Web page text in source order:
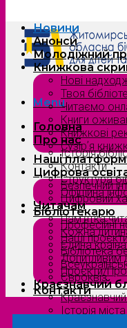
Menu
Головна
Про нас
Історія
Контакти
Структура
Офіційна
Читачам
Пам’ятка
Кожна
Єдина
Допитливим
Проєкти/
Краєзнавчий
Історія
Новини
Анонси
Молодіжний
Книжкова
Нові
Твоя
Читаємо
Книги
Книжкові
Сузірʼя
Наші
Цифрова
Безпечний
Цифровий
Бібліотекарю
Професійні
Наші
Бібліотека
Євроквіз
Контакти